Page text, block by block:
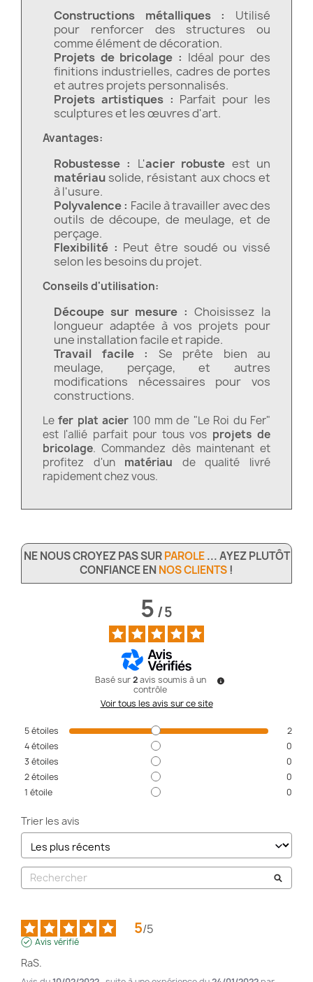
Constructions métalliques :
Utilisé
pour renforcer des structures ou
comme élément de décoration.
Projets de bricolage : Idéal pour des
finitions industrielles, cadres de portes
et autres projets personnalisés.
Projets artistiques : Parfait pour les
sculptures et les œuvres d'art.
Avantages:
Robustesse : L'acier robuste est un
matériau solide, résistant aux chocs et
à l'usure.
Polyvalence : Facile à travailler avec des
outils de découpe, de meulage, et de
perçage.
Flexibilité : Peut être soudé ou vissé
selon les besoins du projet.
Conseils d'utilisation:
Découpe sur mesure : Choisissez la
longueur adaptée à vos projets pour
une installation facile et rapide.
Travail facile : Se prête bien au
meulage, perçage, et autres
modifications nécessaires pour vos
constructions.
Lefer plat acier 100 mm de "Le Roi du Fer"
est l'allié parfait pour tous vos projets de
bricolage. Commandez dès maintenant et
profitez d'un matériau de qualité livré
rapidement chez vous.
NE NOUS CROYEZ PAS SURPAROLE... AYEZ PLUTÔT
CONFIANCE EN NOS CLIENTS !
5/5
Basé sur2 avis soumis à un
contrôle
Voir tous les avis sur ce site
5étoiles
2
4étoiles
0
3 étoiles
0
2étoiles
0
1 étoile 0
Trier les avis
5/5
Avis vérifié
RaS.